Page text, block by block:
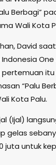
Berbagi”
Wali Kota
David
pertemuan
“Palu
Kota Palu.
(Ijal)
gelas
juta untuk